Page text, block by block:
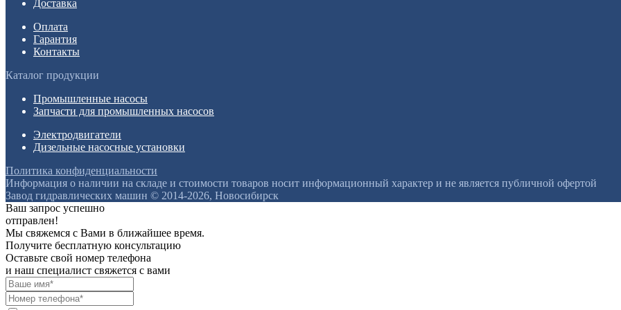
Доставка
Оплата
Гарантия
Контакты
Каталог продукции
Промышленные насосы
Запчасти для промышленных насосов
Электродвигатели
Дизельные насосные установки
Политика конфиденциальности
Информация о наличии на складе и стоимости товаров носит информационный характер и не является публичной офертой
Завод гидравлических машин © 2014-2026, Новосибирск
Ваш запрос успешно
отправлен!
Мы свяжемся с Вами в ближайшее время.
Получите бесплатную консультацию
Оставьте свой номер телефона
и наш специалист свяжется с вами